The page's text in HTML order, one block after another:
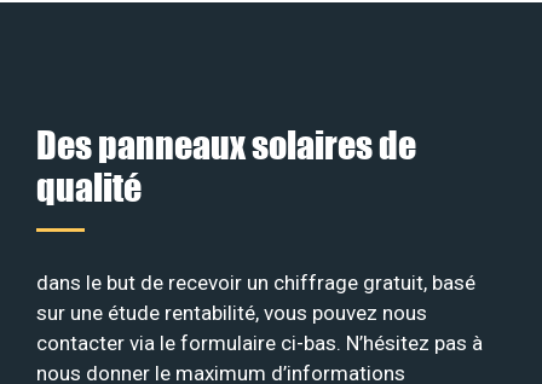
Des panneaux solaires de
qualité
dans le but de recevoir un chiffrage gratuit, basé
sur une étude rentabilité, vous pouvez nous
contacter via le formulaire ci-bas. N’hésitez pas à
nous donner le maximum d’informations